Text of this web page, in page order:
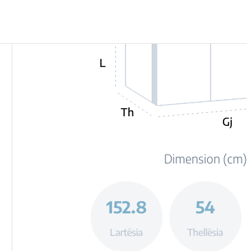
L
Th
Gj
Dimension (cm)
152.8
Lartësia
54
Thellësia